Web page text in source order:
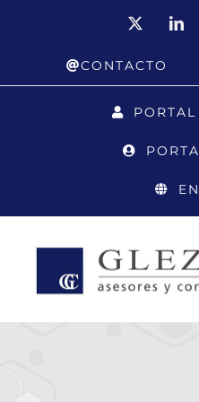
CONTACTO